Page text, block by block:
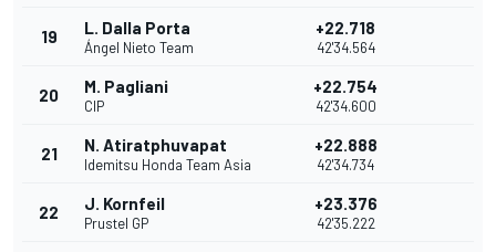
19 L. Dalla Porta
Ángel Nieto Team
+22.718
42'34.564
20 M. Pagliani
CIP
+22.754
42'34.600
21 N. Atiratphuvapat
Idemitsu Honda Team Asia
+22.888
42'34.734
22 J. Kornfeil
Prustel GP
+23.376
42'35.222